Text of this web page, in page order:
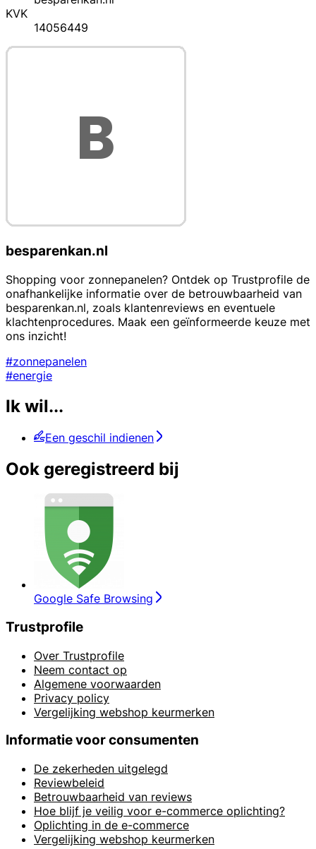
KVK
14056449
besparenkan.nl
Shopping voor zonnepanelen? Ontdek op Trustprofile de
onafhankelijke informatie over de betrouwbaarheid van
besparenkan.nl, zoals klantenreviews en eventuele
klachtenprocedures. Maak een geïnformeerde keuze met
ons inzicht!
#zonnepanelen
#energie
Ik wil...
Een geschil indienen
Ook geregistreerd bij
Google Safe Browsing
Trustprofile
Over Trustprofile
Neem contact op
Algemene voorwaarden
Privacy policy
Vergelijking webshop keurmerken
Informatie voor consumenten
De zekerheden uitgelegd
Reviewbeleid
Betrouwbaarheid van reviews
Hoe blijf je veilig voor e-commerce oplichting?
Oplichting in de e-commerce
Vergelijking webshop keurmerken